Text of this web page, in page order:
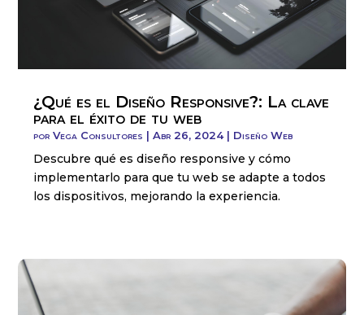
¿Qué es el Diseño Responsive?: La clave
para el éxito de tu web
porVega Consultores |Abr 26, 2024| Diseño Web
Descubre qué es diseño responsive y cómo
implementarlo para que tu web se adapte a todos
los dispositivos, mejorando la experiencia.